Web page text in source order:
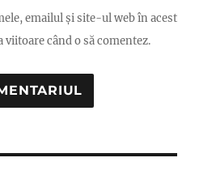
emailul și site-ul web în acest
când o să comentez.